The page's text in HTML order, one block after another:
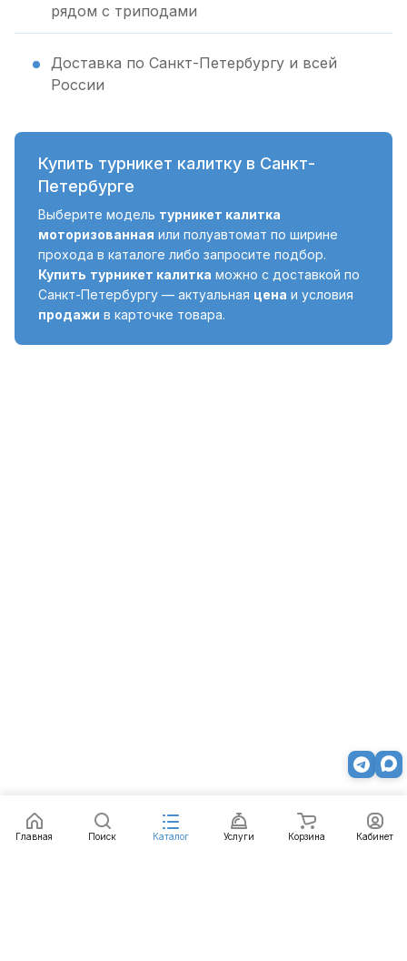
рядом с триподами
Доставка по Санкт-Петербургу и всей
России
Купить турникет калитку в Санкт-
Петербурге
Выберите модель турникет калитка
моторизованная или полуавтомат по ширине
прохода в каталоге либо запросите подбор.
Купить турникет калитка можно с доставкой по
Санкт-Петербургу — актуальная цена и условия
продажи в карточке товара.
Главная Поиск Каталог Услуги Корзина Кабинет